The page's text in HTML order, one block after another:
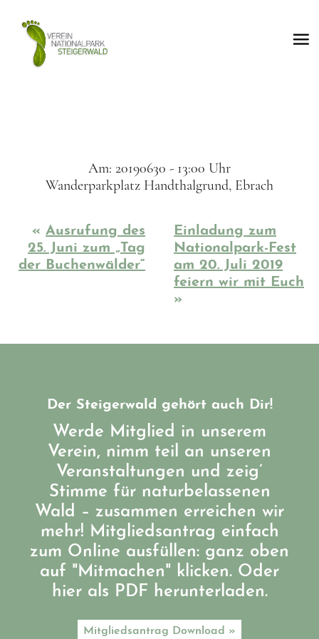
Am: 20190630 - 13:00 Uhr
Wanderparkplatz Handthalgrund, Ebrach
« Ausrufung des
25. Juni zum „Tag
der Buchenwälder“
Einladung zum
Nationalpark-Fest
am 20. Juli 2019
feiern wir mit Euch
»
Der Steigerwald gehört auch Dir!
Werde Mitglied in unserem
Verein, nimm teil an unseren
Veranstaltungen und zeig’
Stimme für naturbelassenen
Wald – zusammen erreichen wir
mehr! Mitgliedsantrag einfach
zum Online ausfüllen: ganz oben
auf "Mitmachen" klicken. Oder
hier als PDF herunterladen.
Mitgliedsantrag Download »